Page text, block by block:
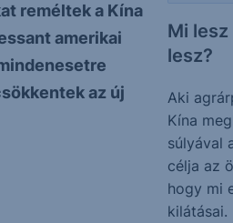
reméltek a Kína
amerikai
az új
Mi
lesz?
Aki
Kína
súlyával
célja az
hogy mi
kilátásai.